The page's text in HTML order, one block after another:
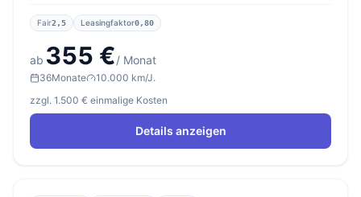
Fair2,5 Leasingfaktor0,80
ab 355 €/ Monat
36Monate
10.000 km/J.
zzgl. 1.500 € einmalige Kosten
Details anzeigen